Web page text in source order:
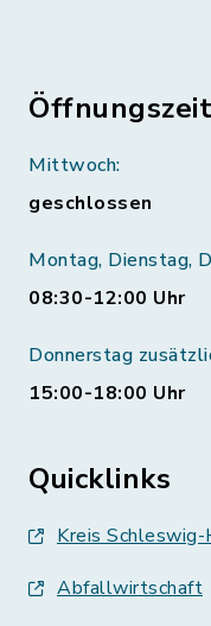
Mittwoch:
geschlossen
Montag, Dienstag,
08:30-12:00 Uhr
Donnerstag
15:00-18:00 Uhr
Quicklinks
Kreis
Abfallwirtschaft